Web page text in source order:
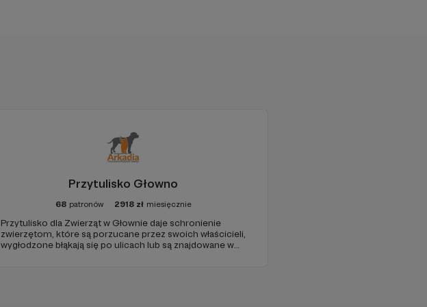
Przytulisko Głowno
68 patronów 2918 zł miesięcznie
Przytulisko dla Zwierząt w Głownie daje schronienie
zwierzętom, które są porzucane przez swoich właścicieli,
wygłodzone błąkają się po ulicach lub są znajdowane w